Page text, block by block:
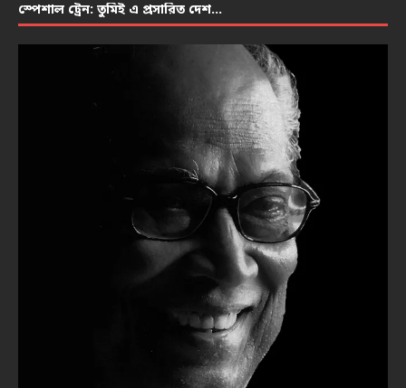
স্পেশাল ট্রেন: তুমিই এ প্রসারিত দেশ…